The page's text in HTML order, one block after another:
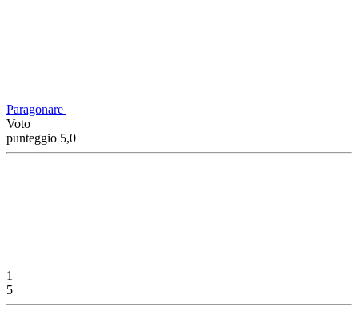
Paragonare
Voto
punteggio 5,0
1
5